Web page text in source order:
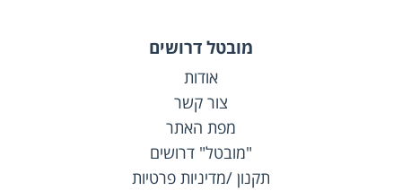
מובטל דרושים
אודות
צור קשר
מפת האתר
"מובטל" דרושים
תקנון /מדיניות פרטיות